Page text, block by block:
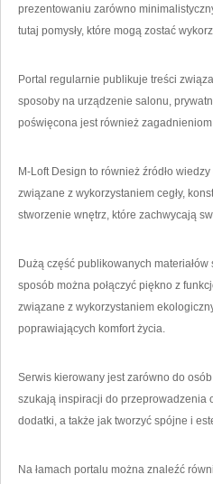
prezentowaniu zarówno
tutaj pomysły, które mogą zostać
Portal regularnie publikuje treści
sposoby na urządzenie salonu,
poświęcona jest również
M-Loft Design to również źródło
związane z wykorzystaniem cegły,
stworzenie wnętrz, które zachwycają
Dużą część publikowanych
sposób można połączyć piękno z
związane z wykorzystaniem
poprawiających komfort życia.
Serwis kierowany jest zarówno do
szukają inspiracji do przeprowadzenia
dodatki, a także jak tworzyć spójne i
Na łamach portalu można znaleźć